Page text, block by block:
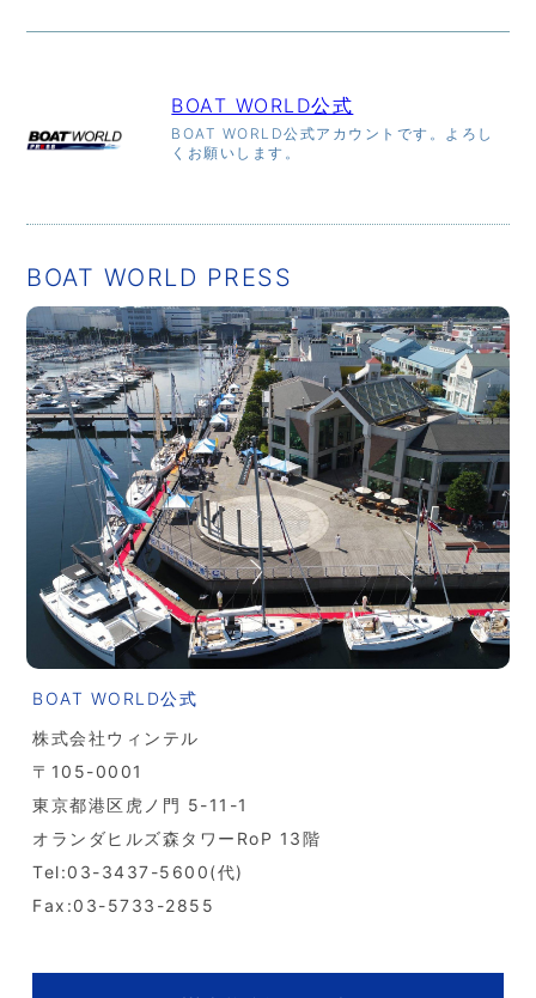
BOAT WORLD公式
BOAT WORLD公式アカウントです。よろし
くお願いします。
BOAT WORLD PRESS
BOAT WORLD公式
株式会社ウィンテル
〒105-0001
東京都港区虎ノ門 5-11-1
オランダヒルズ森タワーRoP 13階
Tel:03-3437-5600(代)
Fax:03-5733-2855